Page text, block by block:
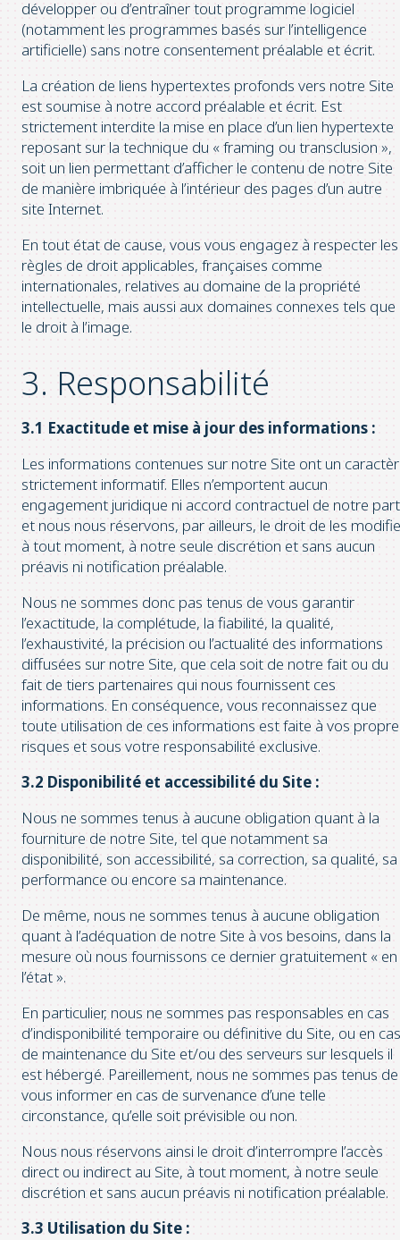
développer ou d’entraîner tout programme logiciel
(notamment les programmes basés sur l’intelligence
artificielle) sans notre consentement préalable et écrit.
La création de liens hypertextes profonds vers notre Site
est soumise à notre accord préalable et écrit. Est
strictement interdite la mise en place d’un lien hypertexte
reposant sur la technique du « framing ou transclusion »,
soit un lien permettant d’afficher le contenu de notre Site
de manière imbriquée à l’intérieur des pages d’un autre
site Internet.
En tout état de cause, vous vous engagez à respecter les
règles de droit applicables, françaises comme
internationales, relatives au domaine de la propriété
intellectuelle, mais aussi aux domaines connexes tels que
le droit à l’image.
3. Responsabilité
3.1 Exactitude et mise à jour des informations :
Les informations contenues sur notre Site ont un
strictement informatif. Elles n’emportent aucun
engagement juridique ni accord contractuel de notre
et nous nous réservons, par ailleurs, le droit de les
à tout moment, à notre seule discrétion et sans aucun
préavis ni notification préalable.
Nous ne sommes donc pas tenus de vous garantir
l’exactitude, la complétude, la fiabilité, la qualité,
l’exhaustivité, la précision ou l’actualité des informations
diffusées sur notre Site, que cela soit de notre fait ou du
fait de tiers partenaires qui nous fournissent ces
informations. En conséquence, vous reconnaissez que
toute utilisation de ces informations est faite à vos
risques et sous votre responsabilité exclusive.
3.2 Disponibilité et accessibilité du Site :
Nous ne sommes tenus à aucune obligation quant à la
fourniture de notre Site, tel que notamment sa
disponibilité, son accessibilité, sa correction, sa qualité, sa
performance ou encore sa maintenance.
De même, nous ne sommes tenus à aucune obligation
quant à l’adéquation de notre Site à vos besoins, dans la
mesure où nous fournissons ce dernier gratuitement « en
l’état ».
En particulier, nous ne sommes pas responsables en cas
d’indisponibilité temporaire ou définitive du Site, ou en cas
de maintenance du Site et/ou des serveurs sur lesquels il
est hébergé. Pareillement, nous ne sommes pas tenus de
vous informer en cas de survenance d’une telle
circonstance, qu’elle soit prévisible ou non.
Nous nous réservons ainsi le droit d’interrompre l’accès
direct ou indirect au Site, à tout moment, à notre seule
discrétion et sans aucun préavis ni notification préalable.
3.3 Utilisation du Site :